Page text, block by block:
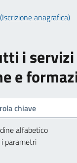
i
e
alfabetico
parametri
anagrafica)